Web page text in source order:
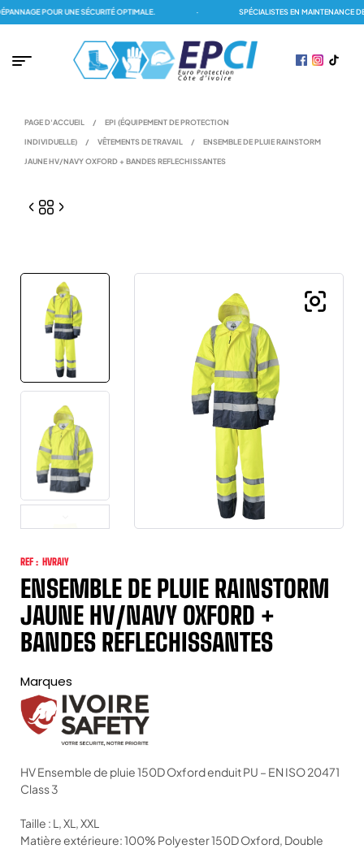
POUR UNE SÉCURITÉ OPTIMALE. SPÉCIALISTES EN MAINTENANCE
PAGE D'ACCUEIL / EPI (ÉQUIPEMENT DE PROTECTION
INDIVIDUELLE) / VÊTEMENTS DE TRAVAIL / ENSEMBLE DE PLUIE RAINSTORM
JAUNE HV/NAVY OXFORD + BANDES REFLECHISSANTES
REF : HVRAIY
ENSEMBLE DE PLUIE RAINSTORM
JAUNE HV/NAVY OXFORD +
BANDES REFLECHISSANTES
Marques
HV Ensemble de pluie 150D Oxford enduit PU – EN ISO 20471
Class 3
Taille : L, XL, XXL
Matière extérieure: 100% Polyester 150D Oxford, Double